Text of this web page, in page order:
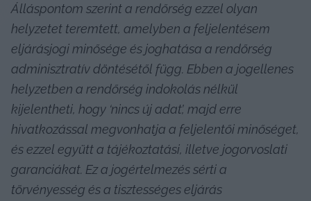
Álláspontom szerint a rendőrség ezzel olyan
helyzetet teremtett, amelyben a feljelentésem
eljárásjogi minősége és joghatása a rendőrség
adminisztratív döntésétől függ. Ebben a jogellenes
helyzetben a rendőrség indokolás nélkül
kijelentheti, hogy ‘nincs új adat’, majd erre
hivatkozással megvonhatja a feljelentői minőséget,
és ezzel együtt a tájékoztatási, illetve jogorvoslati
garanciákat. Ez a jogértelmezés sérti a
törvényesség és a tisztességes eljárás